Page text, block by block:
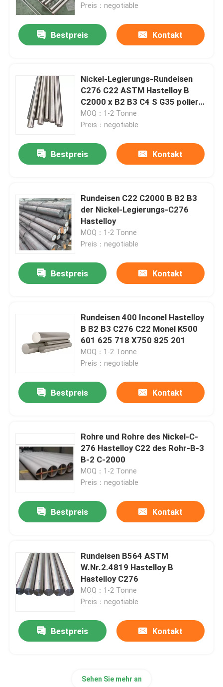
Haus
Über uns
Qualitätskontrolle
Treten Sie mit uns in Verbindung
Inconel 600-Material
Material Inconel 625
Material Inconel 718
helles
Preis：negotiable
Bestpreis Kontakt
Nickel-Legierungs-Rundeisen
C276 C22 ASTM Hastelloy B
C2000 x B2 B3 C4 S G35 polierte
Stange
MOQ：1-2 Tonne
Preis：negotiable
Bestpreis Kontakt
Rundeisen C22 C2000 B B2 B3
der Nickel-Legierungs-C276
Hastelloy
MOQ：1-2 Tonne
Preis：negotiable
Bestpreis Kontakt
Rundeisen 400 Inconel Hastelloy
B B2 B3 C276 C22 Monel K500
601 625 718 X750 825 201
MOQ：1-2 Tonne
Preis：negotiable
Bestpreis Kontakt
Rohre und Rohre des Nickel-C-
276 Hastelloy C22 des Rohr-B-3
B-2 C-2000
MOQ：1-2 Tonne
Preis：negotiable
Bestpreis Kontakt
Rundeisen B564 ASTM
W.Nr.2.4819 Hastelloy B
Hastelloy C276
MOQ：1-2 Tonne
Preis：negotiable
Bestpreis Kontakt
Sehen Sie mehr an